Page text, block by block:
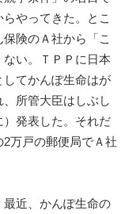
やってきた。とこ
険のＡ社から「こ
い。ＴＰＰに日本
てかんぽ生命はが
所管大臣はしぶし
発表した。それだ
万戸の郵便局でＡ社
近、かんぽ生命の